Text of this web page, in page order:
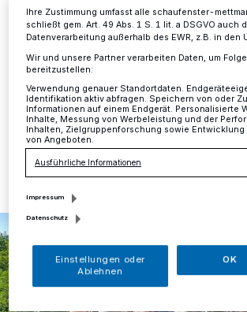
Mettmann·Auch in diesem Jahr fand in
Sommerferien der beliebte Skate-
Action auf der Skateranlage im
veranstaltet von der städtischen
22.08.2018 , 10:06 Uhr
Ihre Zustimmung umfasst alle schaufenster-
schließt gem. Art. 49 Abs. 1 S. 1 lit. a DSGVO auch
Datenverarbeitung außerhalb des EWR, z.B. in den
Wir und unsere Partner verarbeiten Daten, um
bereitzustellen:
Verwendung genauer Standortdaten.
Identifikation aktiv abfragen. Speichern von oder
Informationen auf einem Endgerät. Personalisierte
Inhalte, Messung von Werbeleistung und der
Inhalten, Zielgruppenforschung sowie Entwicklung
von Angeboten.
Ausführliche Informationen
Impressum
Datenschutz
Einstellungen oder
Ablehnen
OK